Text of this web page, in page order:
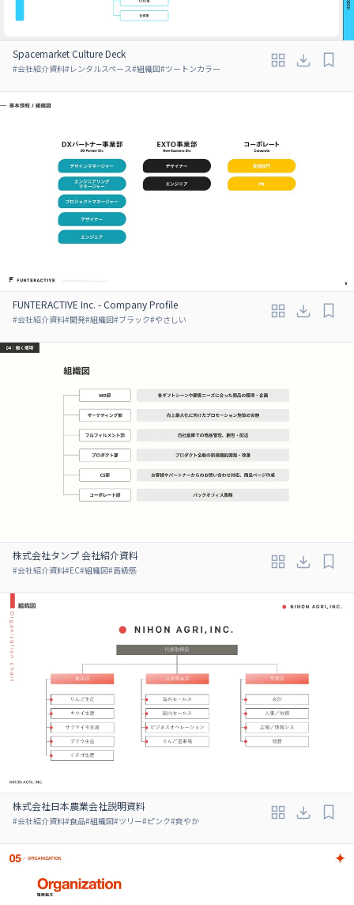
Spacemarket Culture Deck
#会社紹介資料#レンタルスペース#組織図#ツートンカラー
FUNTERACTIVE Inc. - Company Profile
#会社紹介資料#開発#組織図#ブラック#やさしい
株式会社タンプ 会社紹介資料
#会社紹介資料#EC#組織図#高級感
株式会社日本農業会社説明資料
#会社紹介資料#食品#組織図#ツリー#ピンク#爽やか